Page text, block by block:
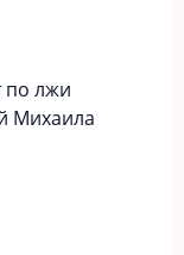
по лжи
Михаила